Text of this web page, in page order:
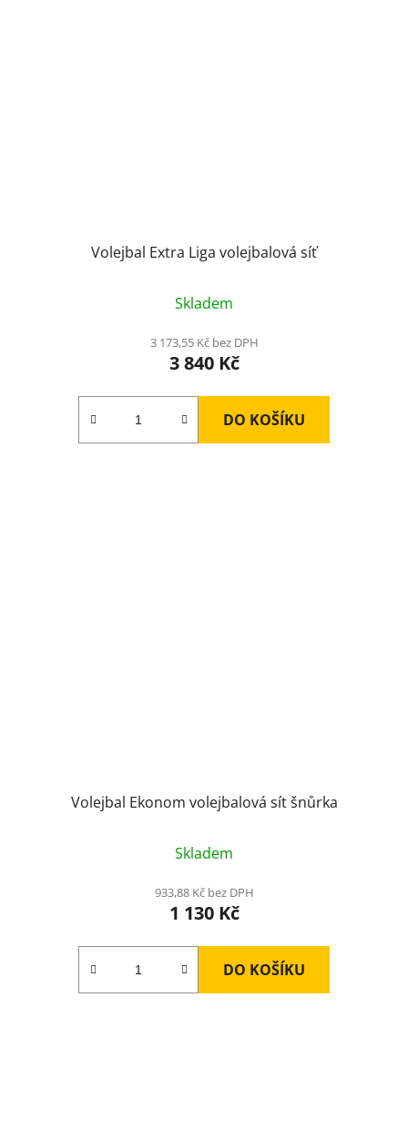
Volejbal Extra Liga volejbalová síť
Skladem
3 173,55 Kč bez DPH
3 840 Kč
DO KOŠÍKU
Volejbal Ekonom volejbalová sít šnůrka
Skladem
933,88 Kč bez DPH
1 130 Kč
DO KOŠÍKU